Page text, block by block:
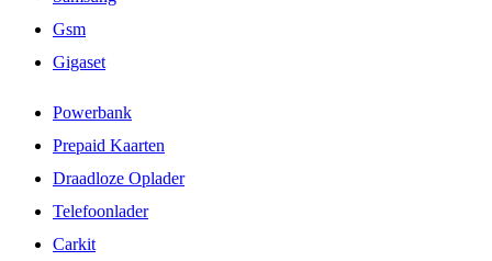
Gsm
Gigaset
Powerbank
Prepaid Kaarten
Draadloze Oplader
Telefoonlader
Carkit